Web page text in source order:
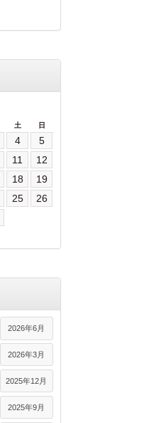
土 日
4
5
11
12
18
19
25
26
2026年6月
2026年3月
2025年12月
2025年9月